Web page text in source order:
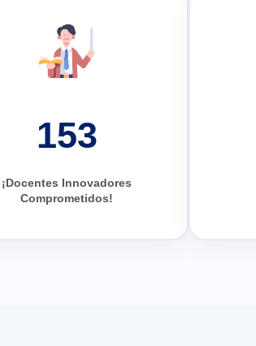
153
¡Docentes Innovadores
Comprometidos!